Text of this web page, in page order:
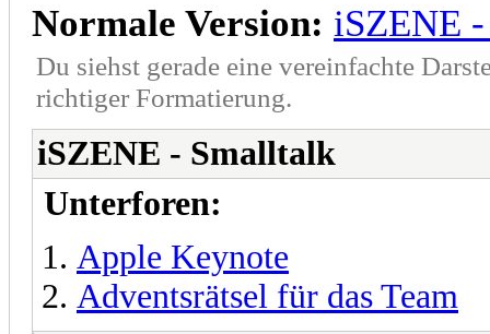
Normale Version: iSZENE
Du siehst gerade eine vereinfachte
richtiger Formatierung.
iSZENE - Smalltalk
Unterforen:
Apple Keynote
Adventsrätsel für das Team